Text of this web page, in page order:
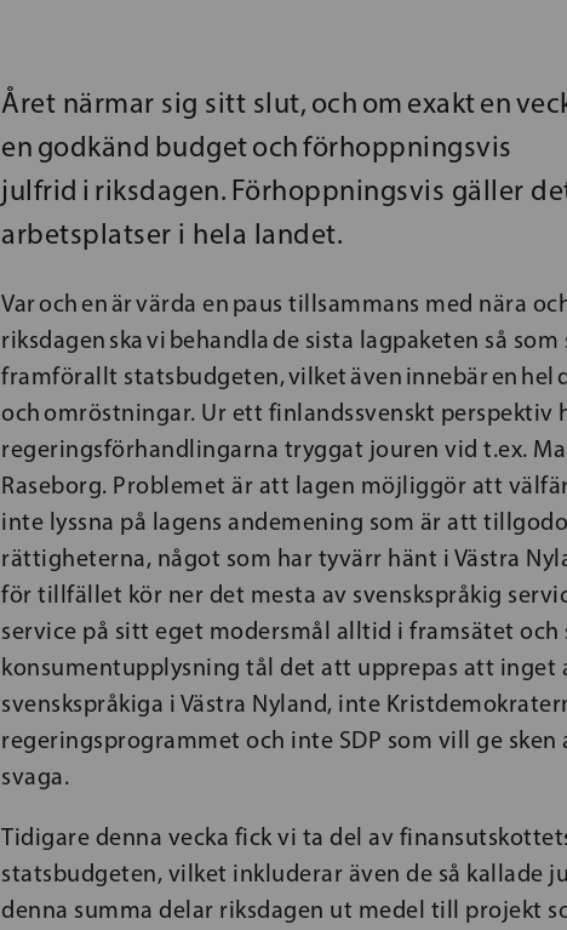
Året närmar sig sitt slut, och om exakt en
en godkänd budget och förhoppningsvis
julfrid i riksdagen. Förhoppningsvis gäller
arbetsplatser i hela landet.
Var och en är värda en paus tillsammans med nära
riksdagen ska vi behandla de sista lagpaketen så
framförallt statsbudgeten, vilket även innebär en hel
och omröstningar. Ur ett finlandssvenskt perspektiv
regeringsförhandlingarna tryggat jouren vid t.ex.
Raseborg. Problemet är att lagen möjliggör att
inte lyssna på lagens andemening som är att
rättigheterna, något som har tyvärr hänt i Västra
för tillfället kör ner det mesta av svenskspråkig
service på sitt eget modersmål alltid i framsätet och
konsumentupplysning tål det att upprepas att inget
svenskspråkiga i Västra Nyland, inte
regeringsprogrammet och inte SDP som vill ge
svaga.
Tidigare denna vecka fick vi ta del av
statsbudgeten, vilket inkluderar även de så kallade
denna summa delar riksdagen ut medel till projekt